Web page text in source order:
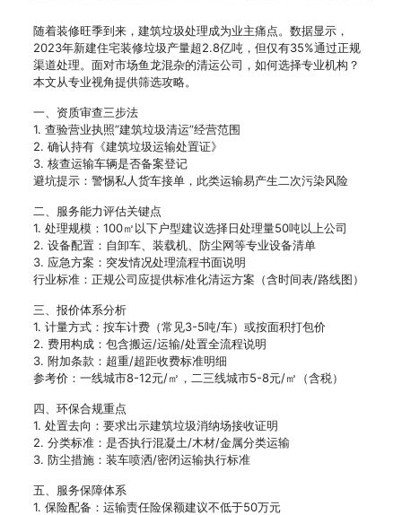
随着装修旺季到来，建筑垃圾处理成为业主痛点。数据显示，
2023年新建住宅装修垃圾产量超2.8亿吨，但仅有35%通过正规
渠道处理。面对市场鱼龙混杂的清运公司，如何选择专业机构？
本文从专业视角提供筛选攻略。
一、资质审查三步法
1. 查验营业执照”建筑垃圾清运”经营范围
2. 确认持有《建筑垃圾运输处置证》
3. 核查运输车辆是否备案登记
避坑提示：警惕私人货车接单，此类运输易产生二次污染风险
二、服务能力评估关键点
1. 处理规模：100㎡以下户型建议选择日处理量50吨以上公司
2. 设备配置：自卸车、装载机、防尘网等专业设备清单
3. 应急方案：突发情况处理流程书面说明
行业标准：正规公司应提供标准化清运方案（含时间表/路线图）
三、报价体系分析
1. 计量方式：按车计费（常见3-5吨/车）或按面积打包价
2. 费用构成：包含搬运/运输/处置全流程说明
3. 附加条款：超重/超距收费标准明细
参考价：一线城市8-12元/㎡，二三线城市5-8元/㎡（含税）
四、环保合规重点
1. 处置去向：要求出示建筑垃圾消纳场接收证明
2. 分类标准：是否执行混凝土/木材/金属分类运输
3. 防尘措施：装车喷洒/密闭运输执行标准
五、服务保障体系
1. 保险配备：运输责任险保额建议不低于50万元